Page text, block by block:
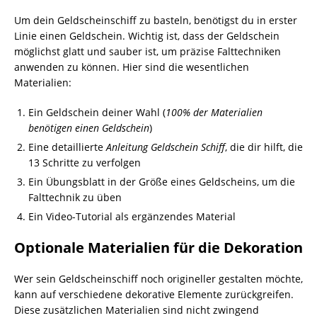
Um dein Geldscheinschiff zu basteln, benötigst du in erster
Linie einen Geldschein. Wichtig ist, dass der Geldschein
möglichst glatt und sauber ist, um präzise Falttechniken
anwenden zu können. Hier sind die wesentlichen
Materialien:
Ein Geldschein deiner Wahl (100% der Materialien
benötigen einen Geldschein)
Eine detaillierteAnleitung Geldschein Schiff, die dir hilft, die
13 Schritte zu verfolgen
Ein Übungsblatt in der Größe eines Geldscheins, um die
Falttechnik zu üben
Ein Video-Tutorial als ergänzendes Material
Optionale Materialien für die Dekoration
Wer sein Geldscheinschiff noch origineller gestalten möchte,
kann auf verschiedene dekorative Elemente zurückgreifen.
Diese zusätzlichen Materialien sind nicht zwingend